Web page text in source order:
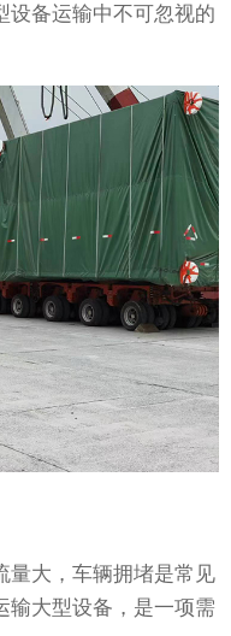
设备运输中不可忽视的
量大，车辆拥堵是常见
输大型设备，是一项需